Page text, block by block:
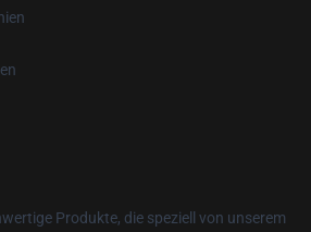
Produkte, die speziell von unserem